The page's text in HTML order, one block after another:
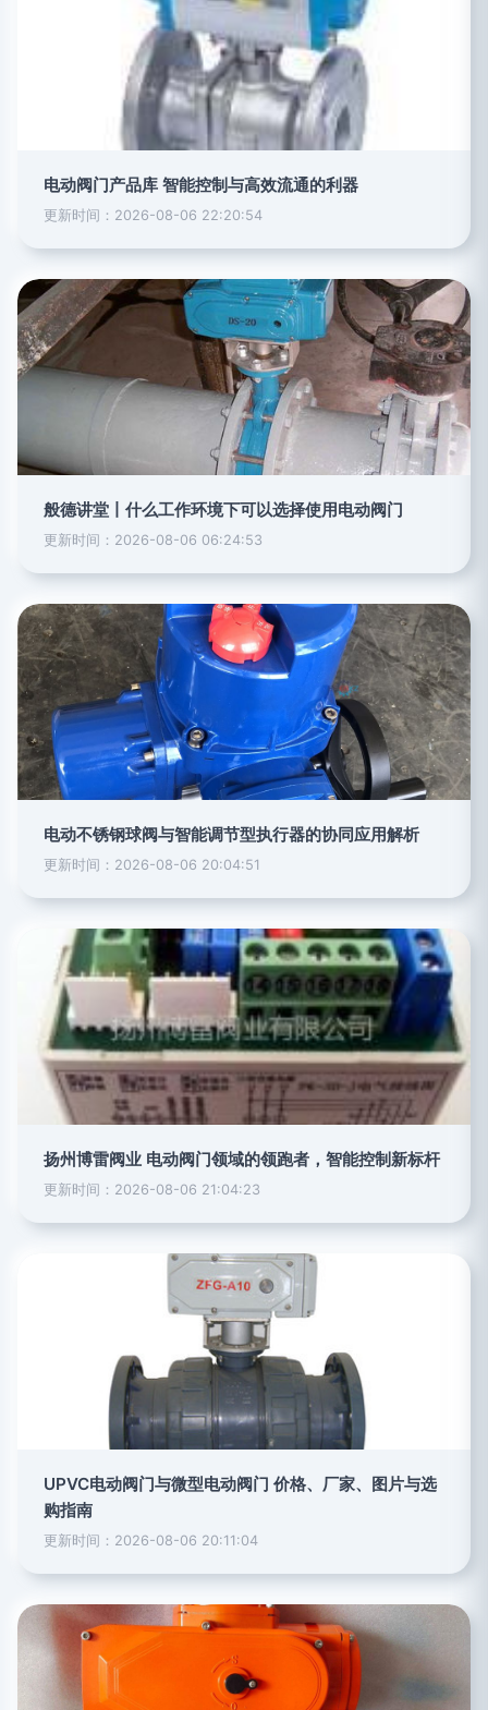
电动阀门产品库 智能控制与高效流通的利器
更新时间：2026-08-06 22:20:54
般德讲堂丨什么工作环境下可以选择使用电动阀门
更新时间：2026-08-06 06:24:53
电动不锈钢球阀与智能调节型执行器的协同应用解析
更新时间：2026-08-06 20:04:51
扬州博雷阀业 电动阀门领域的领跑者，智能控制新标杆
更新时间：2026-08-06 21:04:23
UPVC电动阀门与微型电动阀门 价格、厂家、图片与选
购指南
更新时间：2026-08-06 20:11:04